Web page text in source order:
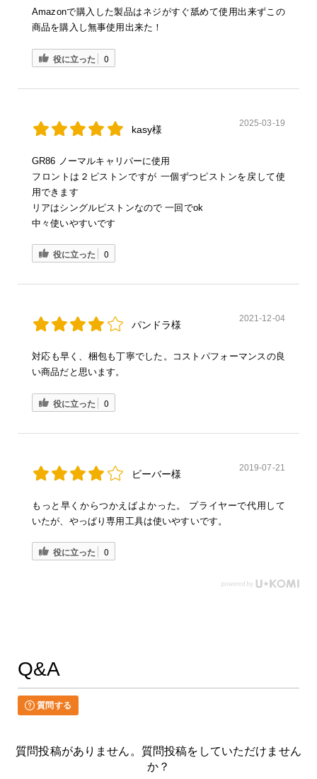
Amazonで購入した製品はネジがすぐ舐めて使用出来ずこの
商品を購入し無事使用出来た！
役に立った 0
kasy様
2025-03-19
GR86 ノーマルキャリパーに使用
フロントは２ピストンですが 一個ずつピストンを戻して使
用できます
リアはシングルピストンなので 一回でok
中々使いやすいです
役に立った 0
パンドラ様
2021-12-04
対応も早く、梱包も丁寧でした。コストパフォーマンスの良
い商品だと思います。
役に立った 0
ビーバー様
2019-07-21
もっと早くからつかえばよかった。 プライヤーで代用して
いたが、やっぱり専用工具は使いやすいです。
役に立った 0
Q&A
質問する
質問投稿がありません。質問投稿をしていただけません
か？